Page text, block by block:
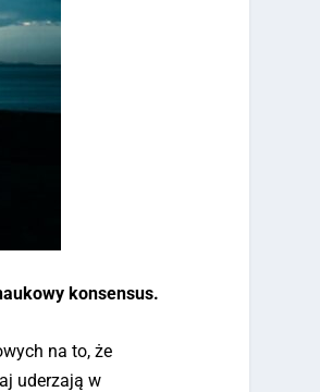
konsensus.
na to, że
uderzają w